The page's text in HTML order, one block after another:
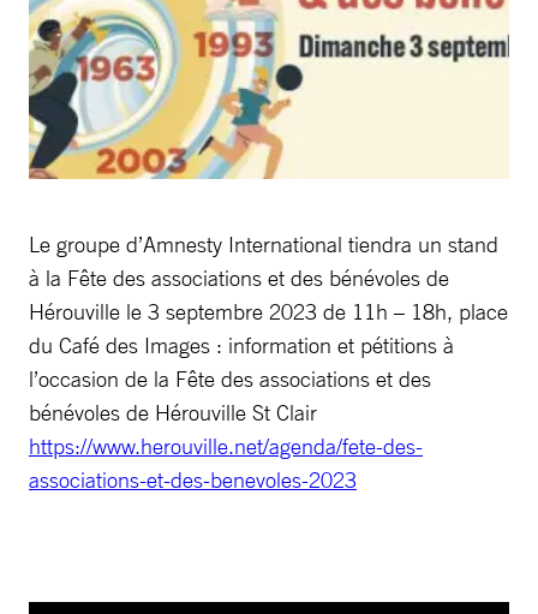
Le groupe d’Amnesty International tiendra un stand
à la Fête des associations et des bénévoles de
Hérouville le 3 septembre 2023 de 11h – 18h, place
du Café des Images : information et pétitions à
l’occasion de la Fête des associations et des
bénévoles de Hérouville St Clair
https://www.herouville.net/agenda/fete-des-
associations-et-des-benevoles-2023